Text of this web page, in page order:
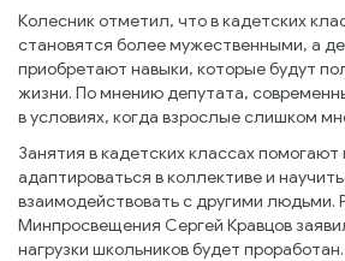
Колесник отметил, что в кадетских
становятся более мужественными, а
приобретают навыки, которые будут
жизни. По мнению депутата,
в условиях, когда взрослые слишком
Занятия в кадетских классах
адаптироваться в коллективе и
взаимодействовать с другими людьми.
Минпросвещения Сергей Кравцов
нагрузки школьников будет проработан.